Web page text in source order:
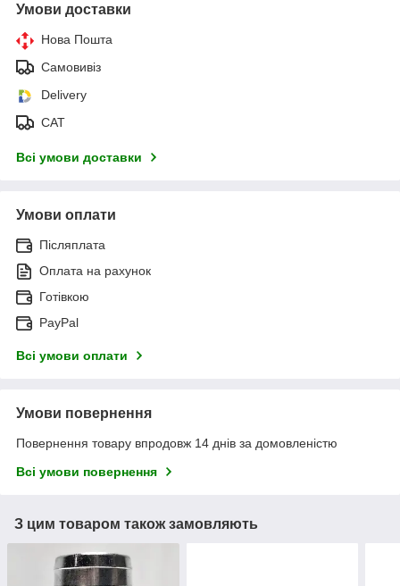
Умови доставки
Нова Пошта
Самовивіз
Delivery
САТ
Всі умови доставки
Умови оплати
Післяплата
Оплата на рахунок
Готівкою
PayPal
Всі умови оплати
Умови повернення
Повернення товару впродовж 14 днів за домовленістю
Всі умови повернення
З цим товаром також замовляють